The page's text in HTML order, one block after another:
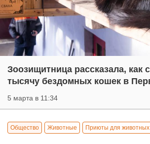
Зоозищитница рассказала, как
тысячу бездомных кошек в
5 марта в 11:34
Общество Животные Приюты для животных